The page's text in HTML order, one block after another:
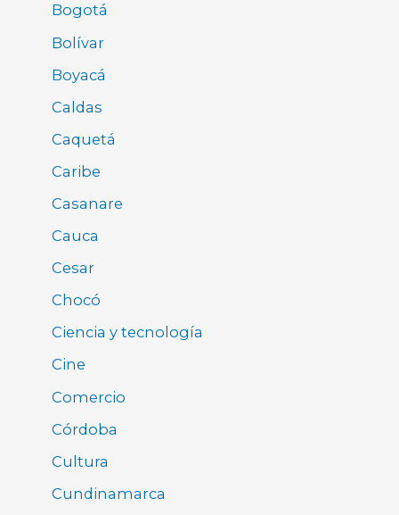
Bogotá
Bolívar
Boyacá
Caldas
Caquetá
Caribe
Casanare
Cauca
Cesar
Chocó
Ciencia y tecnología
Cine
Comercio
Córdoba
Cultura
Cundinamarca